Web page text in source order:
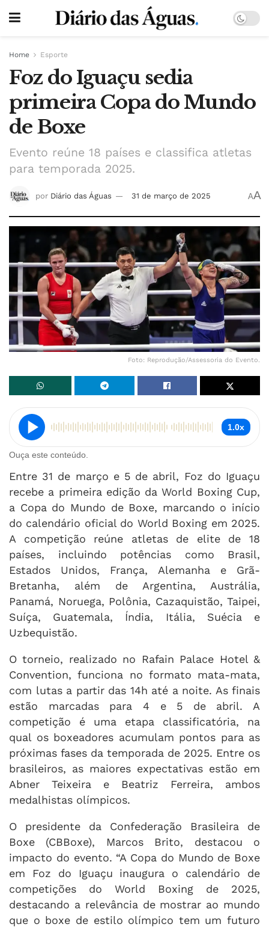
Home Esporte
Foz do Iguaçu sedia
primeira Copa do Mundo
de Boxe
Evento reúne 18 países e classifica atletas
para temporada 2025.
por Diário das Águas 31 de março de 2025 AA
Foto: Reprodução/Assessoria do Evento.
1.0x
Ouça este conteúdo.
Entre 31 de março e 5 de abril, Foz do Iguaçu
recebe a primeira edição da World Boxing Cup,
a Copa do Mundo de Boxe, marcando o início
do calendário oficial do World Boxing em 2025.
A competição reúne atletas de elite de 18
países, incluindo potências como Brasil,
Estados Unidos, França, Alemanha e Grã-
Bretanha, além de Argentina, Austrália,
Panamá, Noruega, Polônia, Cazaquistão, Taipei,
Suíça, Guatemala, Índia, Itália, Suécia e
Uzbequistão.
O torneio, realizado no Rafain Palace Hotel &
Convention, funciona no formato mata-mata,
com lutas a partir das 14h até a noite. As finais
estão marcadas para 4 e 5 de abril. A
competição é uma etapa classificatória, na
qual os boxeadores acumulam pontos para as
próximas fases da temporada de 2025. Entre os
brasileiros, as maiores expectativas estão em
Abner Teixeira e Beatriz Ferreira, ambos
medalhistas olímpicos.
O presidente da Confederação Brasileira de
Boxe (CBBoxe), Marcos Brito, destacou o
impacto do evento. “A Copa do Mundo de Boxe
em Foz do Iguaçu inaugura o calendário de
competições do World Boxing de 2025,
destacando a relevância de mostrar ao mundo
que o boxe de estilo olímpico tem um futuro